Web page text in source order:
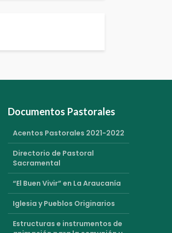
Documentos Pastorales
Acentos Pastorales 2021-2022
Directorio de Pastoral
Sacramental
“El Buen Vivir” en La Araucanía
Iglesia y Pueblos Originarios
Estructuras e instrumentos de